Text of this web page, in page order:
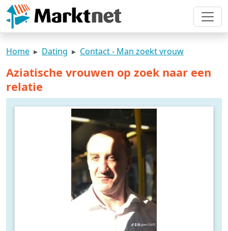
Home Dating Contact - Man zoekt vrouw
Aziatische vrouwen op zoek naar een
relatie